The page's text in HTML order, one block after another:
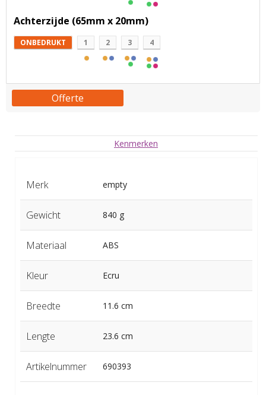
Achterzijde (65mm x 20mm)
ONBEDRUKT 1 2 3 4
Offerte
Kenmerken
Merk empty
Gewicht 840 g
Materiaal ABS
Kleur Ecru
Breedte 11.6 cm
Lengte 23.6 cm
Artikelnummer 690393